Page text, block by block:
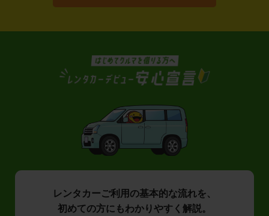
レンタカーご利用の基本的な流れを、
初めての方にもわかりやすく解説。